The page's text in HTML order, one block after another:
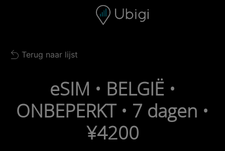
Navigatiebalk Voettekst
Back to list
Terug naar lijst
eSIM • BELGIË •
ONBEPERKT • 7 dagen •
¥4200